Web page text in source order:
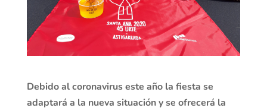
Debido al coronavirus este año la fiesta se
adaptará a la nueva situación y se ofrecerá la